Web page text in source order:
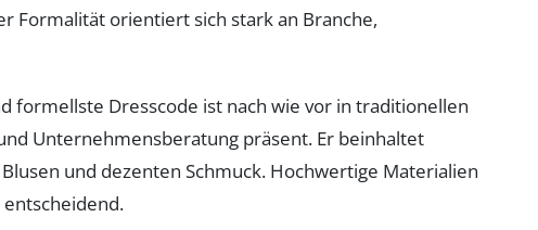
Formalität orientiert sich stark an Branche,
formellste Dresscode ist nach wie vor in traditionellen
Unternehmensberatung präsent. Er beinhaltet
und dezenten Schmuck. Hochwertige Materialien